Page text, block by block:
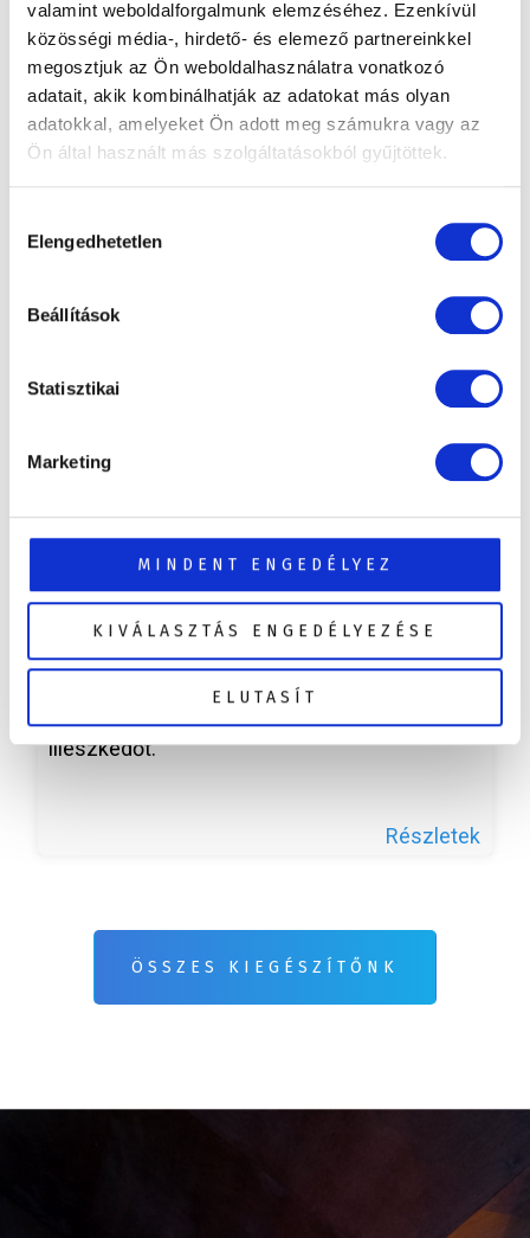
valamint weboldalforgalmunk elemzéséhez. Ezenkívül
közösségi média-, hirdető- és elemező partnereinkkel
megosztjuk az Ön weboldalhasználatra vonatkozó
adatait, akik kombinálhatják az adatokat más olyan
adatokkal, amelyeket Ön adott meg számukra vagy az
Ön által használt más szolgáltatásokból gyűjtöttek.
kiválasztása
Elengedhetetlen
Beállítások
Statisztikai
Marketing
MINDENT ENGEDÉLYEZ
KIVÁLASZTÁS ENGEDÉLYEZÉSE
ELUTASÍT
Medence korlát
Csúszásmentes, neoprén anyaga kiváló
fogást, és tartást biztosít mindenkinek,
biztonságosabbá téve a ki- és beszállást.
Illatpatroncsomag 3 különböző illattal, hogy
illeszkedőt.
Részletek
ÖSSZES KIEGÉSZÍTŐNK